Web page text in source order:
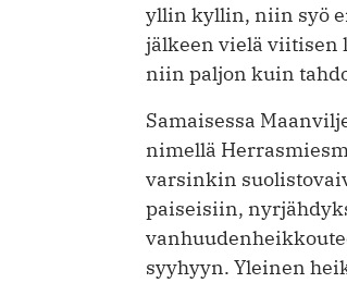
yllin kyllin, niin syö
jälkeen vielä viitisen
niin paljon kuin
Samaisessa
nimellä
varsinkin
paiseisiin,
syyhyyn. Yleinen